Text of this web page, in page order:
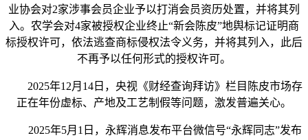
业协会对2家涉事会员企业予以打消会员资历处置，并将其列
入。农学会对4家被授权企业终止“新会陈皮”地舆标记证明商
标授权许可，依法逃查商标侵权法令义务，并将其列入，此后
不再予以任何形式的授权许可。
2025年12月14日，央视《财经查询拜访》栏目陈皮市场存
正在年份虚标、产地及工艺制假等问题，激发普遍关心。
2025年5月1日，永辉消息发布平台微信号“永辉同志”发布